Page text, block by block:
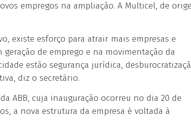
empregos na ampliação. A Multicel, de
existe esforço para atrair mais empresas e
de emprego e na movimentação da
estão segurança jurídica,
diz o secretário.
ABB, cuja inauguração ocorreu no dia 20 de
a nova estrutura da empresa é voltada à